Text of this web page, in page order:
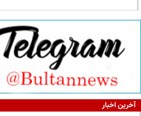
آخرین اخبار